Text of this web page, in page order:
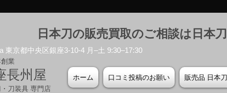
日本刀の販売買取のご相談は日本
東京都中央区銀座3-10-4 月–土 9:30–17:30
創業
長州屋
・刀装具 専門店
ホーム 口コミ投稿のお願い 販売品 日本刀